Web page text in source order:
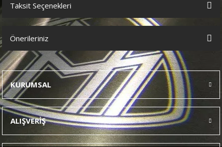
Bu ürüne ilk yorumu siz yapın!
Taksit Seçenekleri
Önerileriniz
Bu ürünün fiyat bilgisi, resim, ürün açıklamalarında ve diğer
konularda yetersiz gördüğünüz noktaları öneri formunu kullanarak
tarafımıza iletebilirsiniz.
Görüş ve önerileriniz için teşekkür ederiz.
Ürün resmi kalitesiz, bozuk veya görüntülenemiyor.
Ürün açıklamasında eksik bilgiler bulunuyor.
Ürün bilgilerinde hatalar bulunuyor.
KURUMSAL
ALIŞVERİŞ